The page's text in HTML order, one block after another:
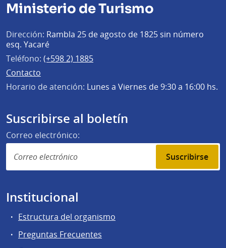
Ministerio de Turismo
Dirección: Rambla 25 de agosto de 1825 sin número
esq. Yacaré
Teléfono: (+598 2) 1885
Contacto
Horario de atención: Lunes a Viernes de 9:30 a 16:00 hs.
Suscribirse al boletín
Correo electrónico:
Suscribirse
Institucional
Estructura del organismo
Preguntas Frecuentes